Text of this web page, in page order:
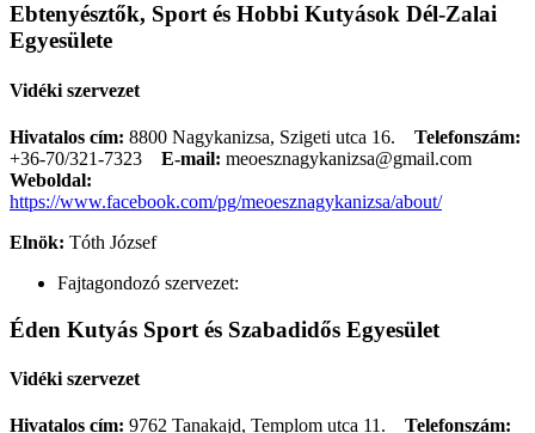
Ebtenyésztők, Sport és Hobbi Kutyások Dél-Zalai
Egyesülete
Vidéki szervezet
Hivatalos cím: 8800 Nagykanizsa, Szigeti utca 16. Telefonszám:
+36-70/321-7323
E-mail: meoesznagykanizsa@gmail.com
Weboldal:
https://www.facebook.com/pg/meoesznagykanizsa/about/
Elnök: Tóth József
Fajtagondozó szervezet:
Éden Kutyás Sport és Szabadidős Egyesület
Vidéki szervezet
Hivatalos cím: 9762 Tanakajd, Templom utca 11. Telefonszám: